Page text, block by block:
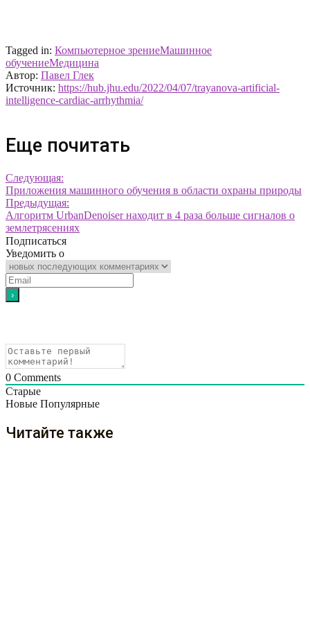
Tagged in: Компьютерное зрениеМашинное
обучениеМедицина
Автор: Павел Глек
Источник: https://hub.jhu.edu/2022/04/07/trayanova-artificial-
intelligence-cardiac-arrhythmia/
Еще почитать
Следующая:
Приложения машинного обучения в области охраны природы
Предыдущая:
Алгоритм UrbanDenoiser находит в 4 раза больше сигналов о
землетрясениях
Подписаться
Уведомить о
0 Comments
Старые
Новые Популярные
Читайте также